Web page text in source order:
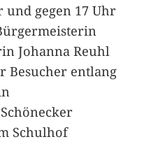
und gegen 17 Uhr
Johanna Reuhl
Besucher entlang
Schulhof